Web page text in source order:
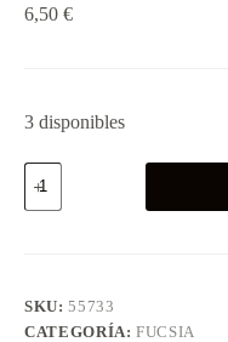
6,50 €
3 disponibles
Globo
Foil
Número
SKU:55733
CATEGORÍA:FUCSIA